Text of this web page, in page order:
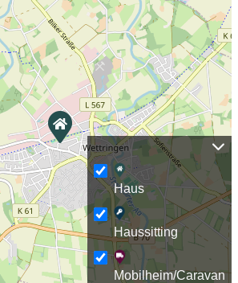
Haus
Haussitting
Mobilheim/Caravan